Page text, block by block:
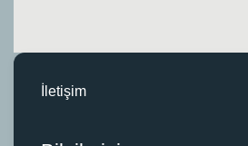
İletişim